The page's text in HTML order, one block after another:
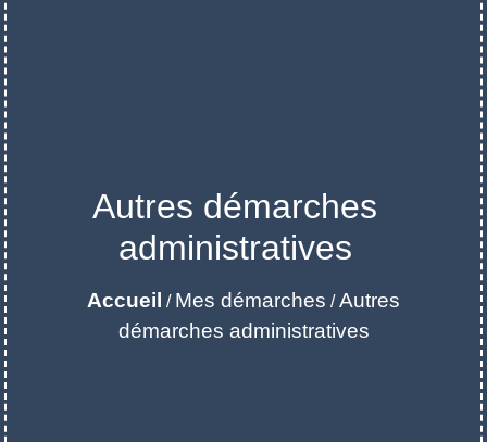
Autres démarches
administratives
Accueil / Mes démarches /Autres
démarches administratives